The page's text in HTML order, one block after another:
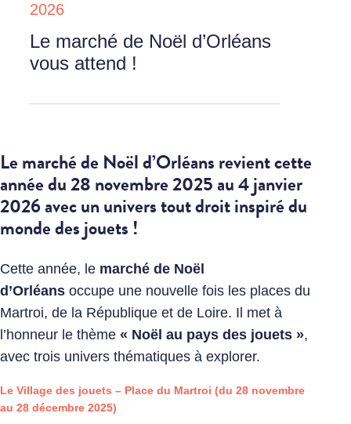
2026
Le marché de Noël d’Orléans
vous attend !
Le marché de Noël d’Orléans revient cette
année du 28 novembre 2025 au 4 janvier
2026 avec un univers tout droit inspiré du
monde des jouets !
Cette année, le marché de Noël
d’Orléans occupe une nouvelle fois les places du
Martroi, de la République et de Loire. Il met à
l’honneur le thème « Noël au pays des jouets »,
avec trois univers thématiques à explorer.
Le Village des jouets – Place du Martroi (du 28 novembre
au 28 décembre 2025)